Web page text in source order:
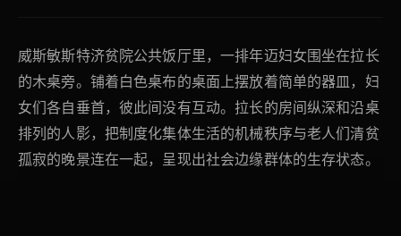
威斯敏斯特济贫院公共饭厅里，一排年迈妇女围坐在拉长
的木桌旁。铺着白色桌布的桌面上摆放着简单的器皿，妇
女们各自垂首，彼此间没有互动。拉长的房间纵深和沿桌
排列的人影，把制度化集体生活的机械秩序与老人们清贫
孤寂的晚景连在一起，呈现出社会边缘群体的生存状态。